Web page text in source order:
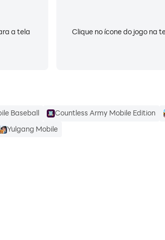
a tela
Clique no ícone do jogo na
Baseball Countless Army Mobile Edition
Yulgang Mobile